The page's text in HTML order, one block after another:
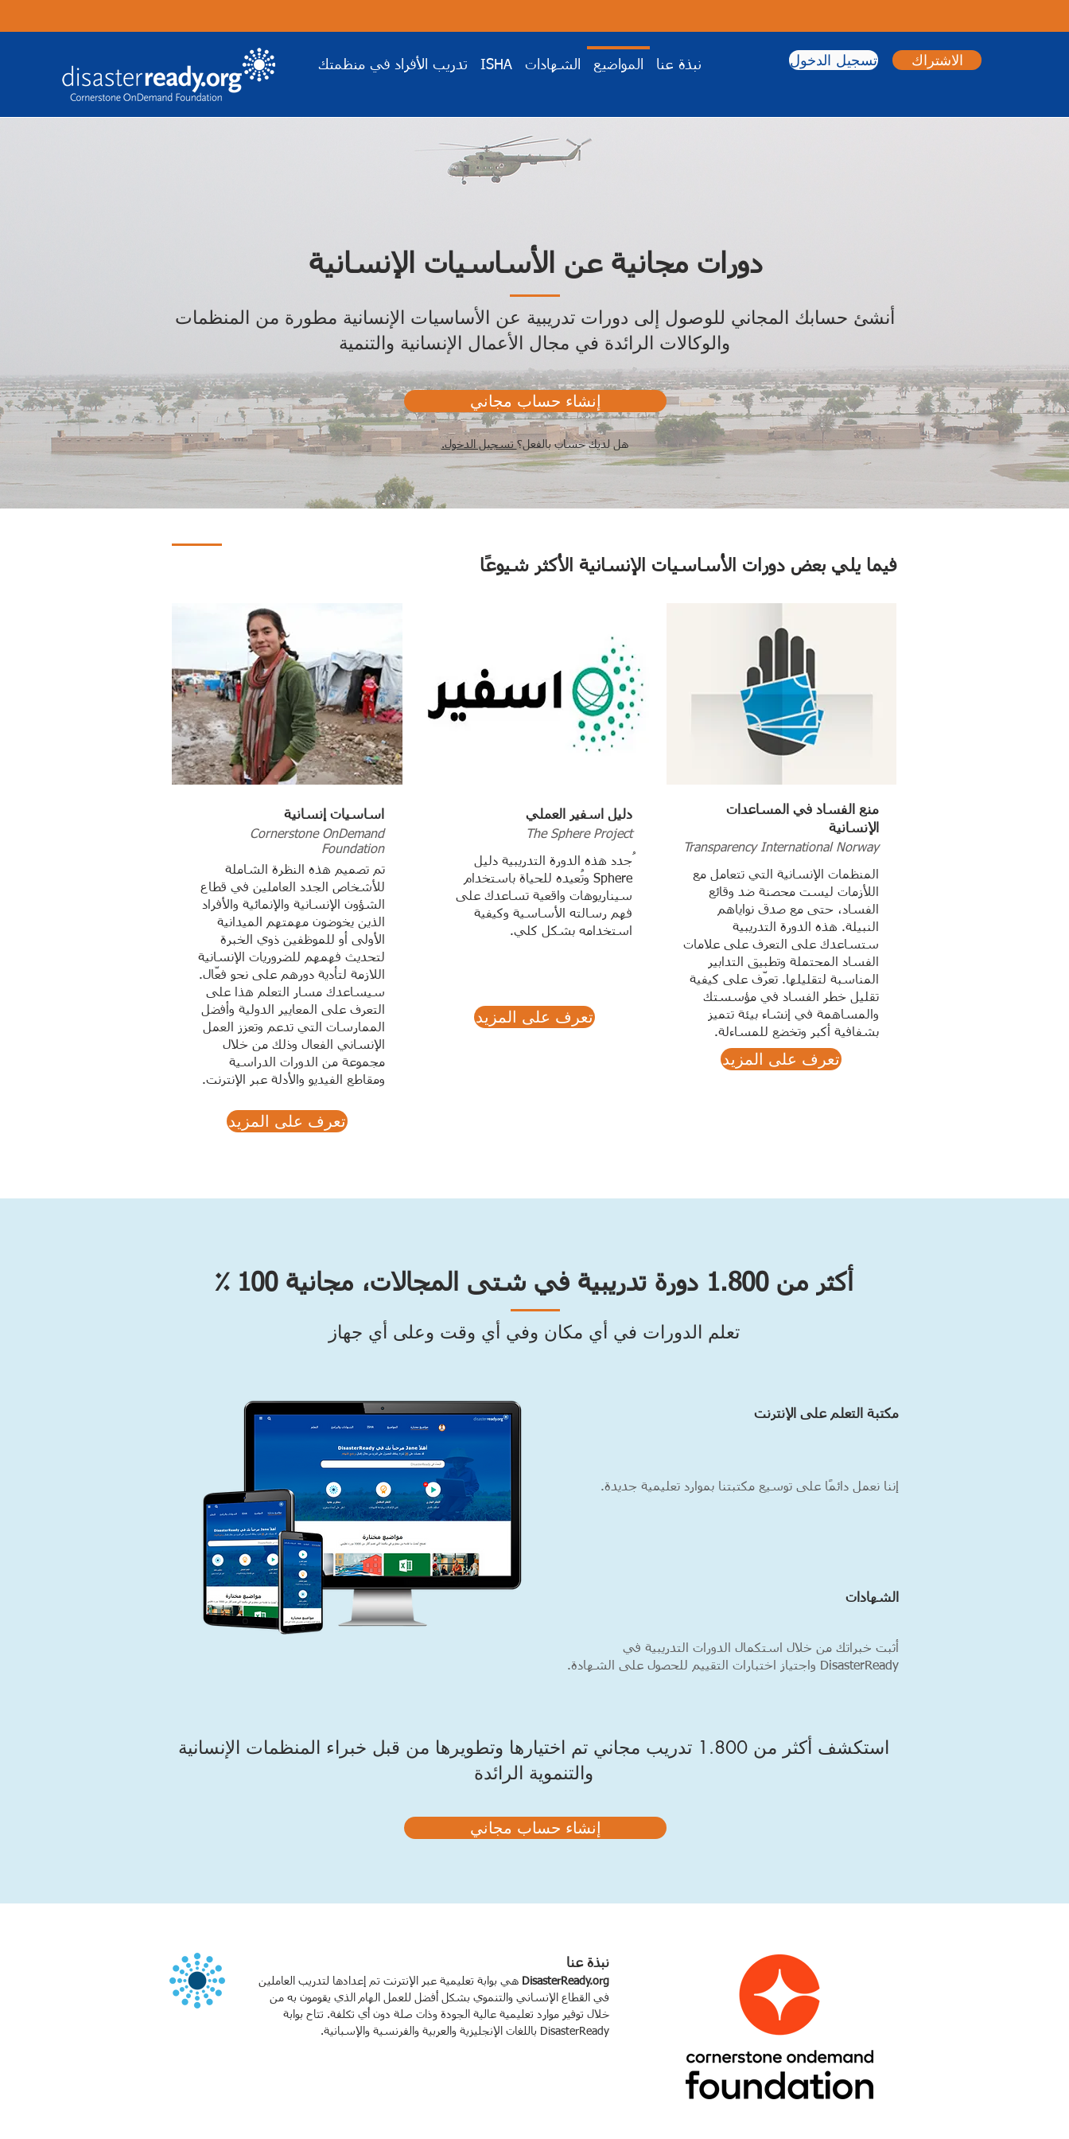
تدريب الأفراد في منظمتك ISHA الشهادات المواضيع نبذة عنا تسجيل الدخول الاشتراك
دورات مجانية عن الأساسيات الإنسانية
أنشئ حسابك المجاني للوصول إلى دورات تدريبية عن الأساسيات الإنسانية مطورة من المنظمات
والوكالات الرائدة في مجال الأعمال الإنسانية والتنمية
إنشاء حساب مجاني
هل لديك حساب بالفعل؟ تسجيل الدخول.
فيما يلي بعض دورات الأساسيات الإنسانية الأكثر شيوعًا
اساسيات إنسانية
Cornerstone OnDemand
Foundation
تم تصميم هذه النظرة الشاملة
للأشخاص الجدد العاملين في قطاع
الشؤون الإنسانية والإنمائية والأفراد
الذين يخوضون مهمتهم الميدانية
الأولى أو للموظفين ذوي الخبرة
لتحديث فهمهم للضروريات الإنسانية
اللازمة لتأدية دورهم على نحو فعّال.
سيساعدك مسار التعلم هذا على
التعرف على المعايير الدولية وأفضل
الممارسات التي تدعم وتعزز العمل
الإنساني الفعال وذلك من خلال
مجموعة من الدورات الدراسية
ومقاطع الفيديو والأدلة عبر الإنترنت.
تعرف على المزيد
دليل اسفير العملي
The Sphere Project
ُجدد هذه الدورة التدريبية دليل
Sphere وتُعيده للحياة باستخدام
سيناريوهات واقعية تساعدك على
فهم رسالته الأساسية وكيفية
استخدامه بشكل كلي.
تعرف على المزيد
منع الفساد في المساعدات
الإنسانية
Transparency International Norway
المنظمات الإنسانية التي تتعامل مع
اللأزمات ليست محصنة ضد وقائع
الفساد، حتى مع صدق نواياهم
النبيلة. هذه الدورة التدريبية
ستساعدك على التعرف على علامات
الفساد المحتملة وتطبيق التدابير
المناسبة لتقليلها. تعرّف على كيفية
تقليل خطر الفساد في مؤسستك
والمساهمة في إنشاء بيئة تتميز
بشفافية أكبر وتخضع للمساءلة.
تعرف على المزيد
أكثر من 1.800 دورة تدريبية في شتى المجالات، مجانية 100 ٪
تعلم الدورات في أي مكان وفي أي وقت وعلى أي جهاز
مكتبة التعلم على الإنترنت
إننا نعمل دائمًا على توسيع مكتبتنا بموارد تعليمية جديدة.
الشهادات
أثبت خبراتك من خلال استكمال الدورات التدريبية في
DisasterReady واجتياز اختبارات التقييم للحصول على الشهادة.
استكشف أكثر من 1.800 تدريب مجاني تم اختيارها وتطويرها من قبل خبراء المنظمات الإنسانية
والتنموية الرائدة
إنشاء حساب مجاني
نبذة عنا
DisasterReady.org هي بوابة تعليمية عبر الإنترنت تم إعدادها لتدريب العاملين
في القطاع الإنساني والتنموي بشكل أفضل للعمل الهام الذي يقومون به من
خلال توفير موارد تعليمية عالية الجودة وذات صلة دون أي تكلفة. تتاح بوابة
DisasterReady باللغات الإنجليزية والعربية والفرنسية والإسبانية.